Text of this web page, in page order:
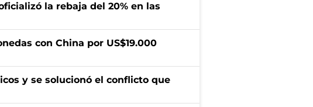
la rebaja del 20% en las
con China por US$19.000
y se solucionó el conflicto que